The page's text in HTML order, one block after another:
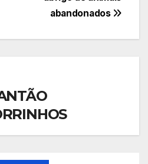
abandonados